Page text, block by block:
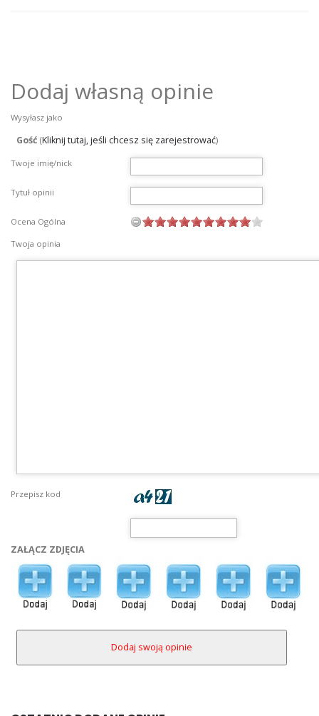
Dodaj własną opinie
Wysyłasz jako
Gość (Kliknij tutaj, jeśli chcesz się zarejestrować)
Twoje imię/nick
Tytuł opinii
Ocena Ogólna
Twoja opinia
Przepisz kod
ZAŁĄCZ ZDJĘCIA